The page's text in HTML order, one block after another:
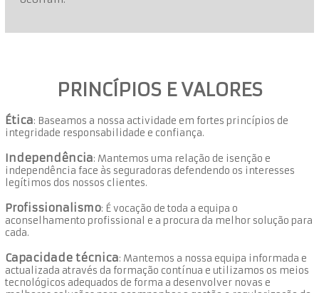
PRINCÍPIOS E VALORES
Ética: Baseamos a nossa actividade em fortes princípios de
integridade responsabilidade e confiança.
Independência: Mantemos uma relação de isenção e
independência face às seguradoras defendendo os interesses
legítimos dos nossos clientes.
Profissionalismo: É vocação de toda a equipa o
aconselhamento profissional e a procura da melhor solução para
cada.
Capacidade técnica: Mantemos a nossa equipa informada e
actualizada através da formação contínua e utilizamos os meios
tecnológicos adequados de forma a desenvolver novas e